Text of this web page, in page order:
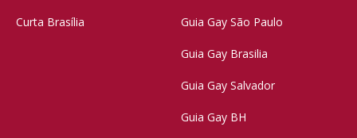
Curta Brasília Guia Gay São Paulo
Guia Gay Brasilia
Guia Gay Salvador
Guia Gay BH